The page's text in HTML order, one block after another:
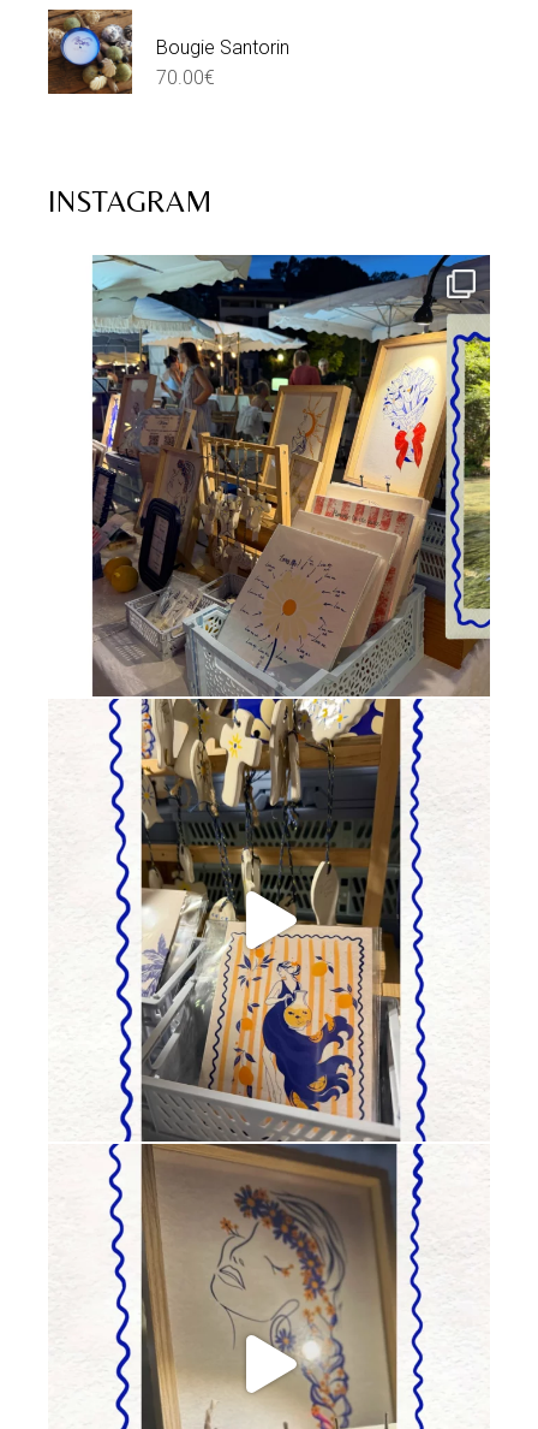
Bougie Santorin
70.00€
INSTAGRAM